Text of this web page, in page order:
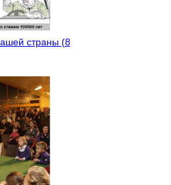
страны (8